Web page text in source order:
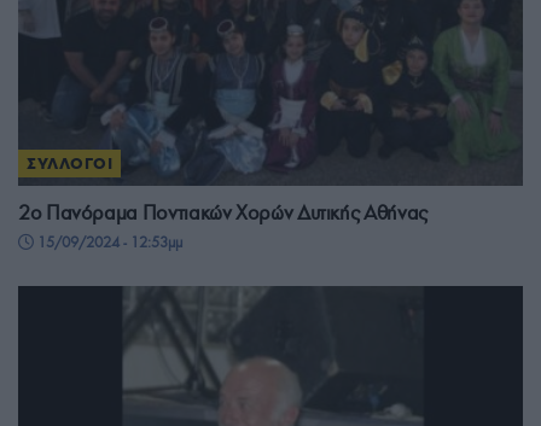
ΣΥΛΛΟΓΟΙ
2ο Πανόραμα Ποντιακών Χορών Δυτικής Αθήνας
15/09/2024 - 12:53μμ